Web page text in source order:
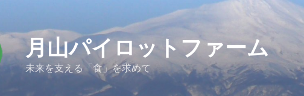
月山パイロットファーム
未来を支える「食」を求めて